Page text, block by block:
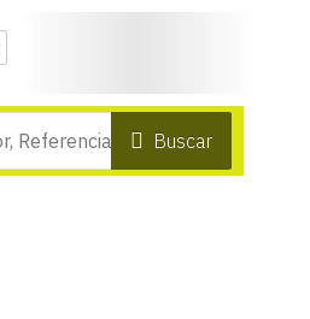
Buscar